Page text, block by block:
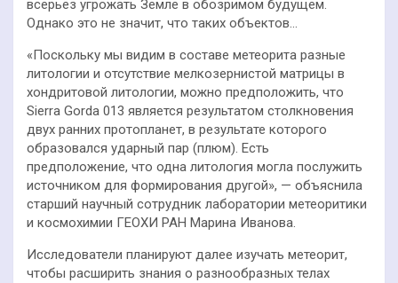
всерьёз угрожать Земле в обозримом будущем.
Однако это не значит, что таких объектов…
«Поскольку мы видим в составе метеорита разные
литологии и отсутствие мелкозернистой матрицы в
хондритовой литологии, можно предположить, что
Sierra Gorda 013 является результатом столкновения
двух ранних протопланет, в результате которого
образовался ударный пар (плюм). Есть
предположение, что одна литология могла послужить
источником для формирования другой», — объяснила
старший научный сотрудник лаборатории метеоритики
и космохимии ГЕОХИ РАН Марина Иванова.
Исследователи планируют далее изучать метеорит,
чтобы расширить знания о разнообразных телах